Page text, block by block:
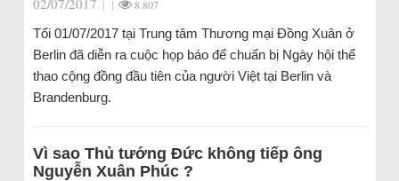
02/07/2017 | | 8.807
Tối 01/07/2017 tại Trung tâm Thương mại Đồng Xuân ở
Berlin đã diễn ra cuộc họp báo để chuẩn bị Ngày hội thể
thao cộng đồng đầu tiên của người Việt tại Berlin và
Brandenburg.
Vì sao Thủ tướng Đức không tiếp ông
Nguyễn Xuân Phúc ?